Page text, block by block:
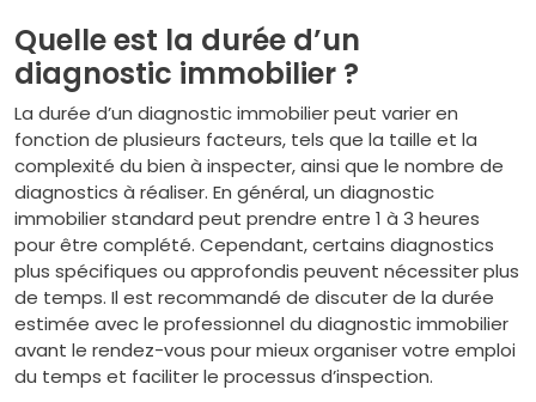
Quelle est la durée d’un
diagnostic immobilier ?
La durée d’un diagnostic immobilier peut varier en
fonction de plusieurs facteurs, tels que la taille et la
complexité du bien à inspecter, ainsi que le nombre de
diagnostics à réaliser. En général, un diagnostic
immobilier standard peut prendre entre 1 à 3 heures
pour être complété. Cependant, certains diagnostics
plus spécifiques ou approfondis peuvent nécessiter plus
de temps. Il est recommandé de discuter de la durée
estimée avec le professionnel du diagnostic immobilier
avant le rendez-vous pour mieux organiser votre emploi
du temps et faciliter le processus d’inspection.